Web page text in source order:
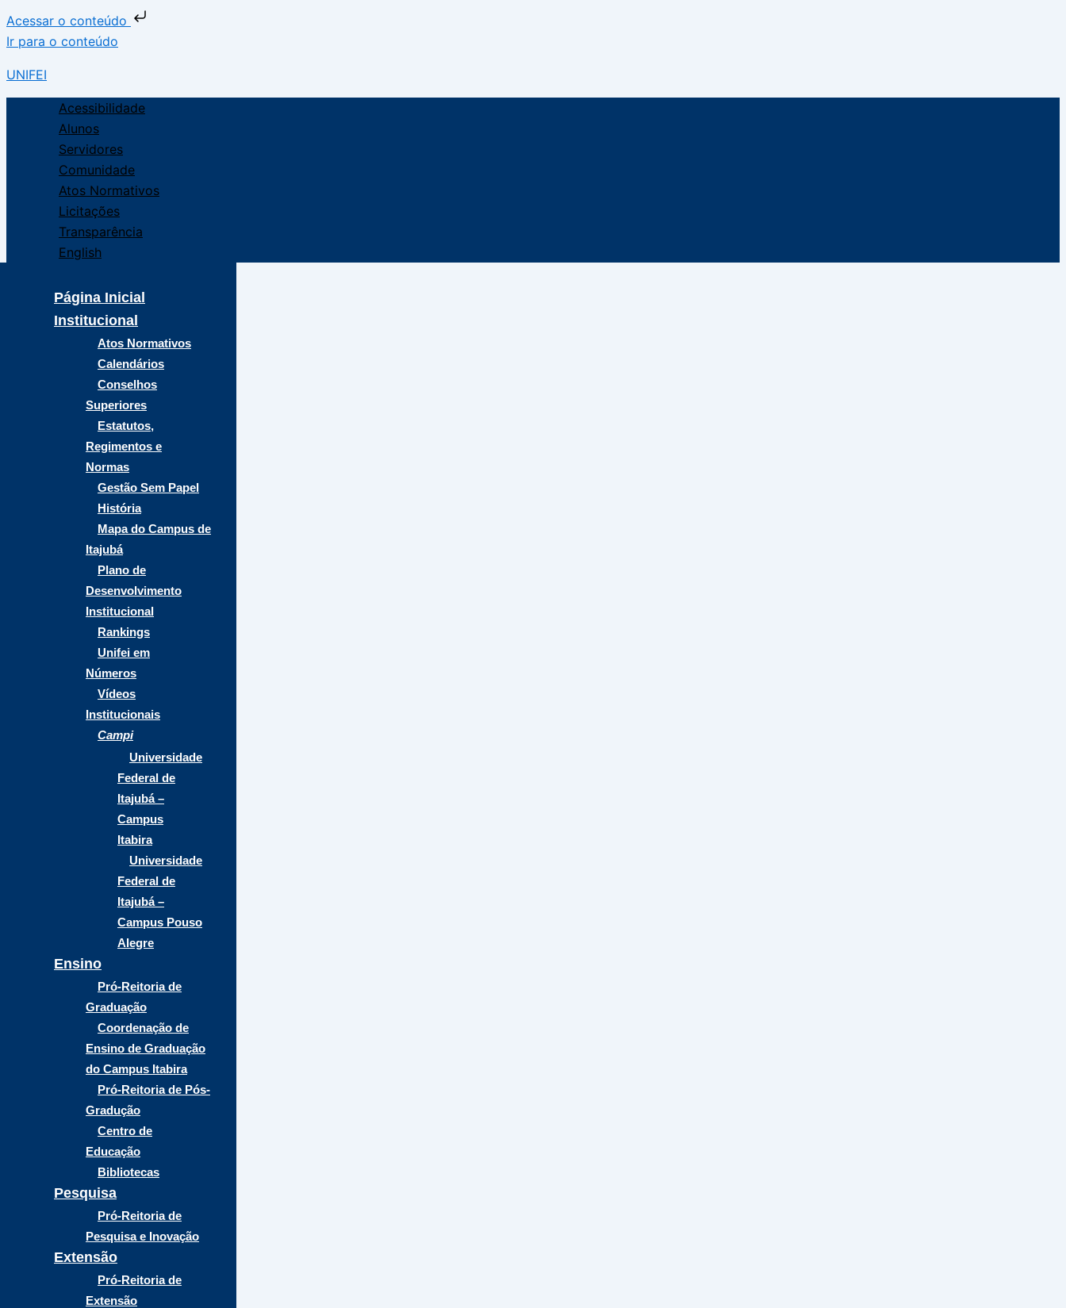
Acessar o conteúdo
Ir para o conteúdo
UNIFEI
Acessibilidade
Alunos
Servidores
Comunidade
Atos Normativos
Licitações
Transparência
English
Página Inicial
Institucional
Atos Normativos
Calendários
Conselhos
Superiores
Estatutos,
Regimentos e
Normas
Gestão Sem Papel
História
Mapa do Campus de
Itajubá
Plano de
Desenvolvimento
Institucional
Rankings
Unifei em
Números
Vídeos
Institucionais
Campi
Universidade
Federal de
Itajubá –
Campus
Itabira
Universidade
Federal de
Itajubá –
Campus Pouso
Alegre
Ensino
Pró-Reitoria de
Graduação
Coordenação de
Ensino de Graduação
do Campus Itabira
Pró-Reitoria de Pós-
Gradução
Centro de
Educação
Bibliotecas
Pesquisa
Pró-Reitoria de
Pesquisa e Inovação
Extensão
Pró-Reitoria de
Extensão